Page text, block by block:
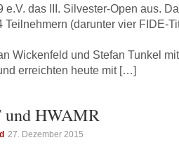
e.V. das III. Silvester-Open aus.
Teilnehmern (darunter vier FIDE-
Wickenfeld und Stefan Tunkel
erreichten heute mit […]
HWAMR
27. Dezember 2015